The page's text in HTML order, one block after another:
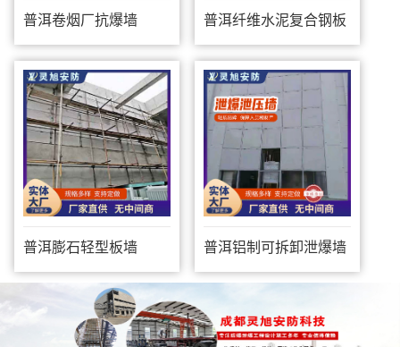
普洱卷烟厂抗爆墙 普洱纤维水泥复合钢板
防爆墙
普洱膨石轻型板墙 普洱铝制可拆卸泄爆墙